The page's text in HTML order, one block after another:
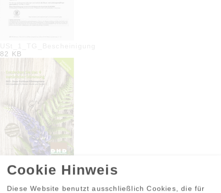
82 KB
Doser Holzfaser Dämmelemente Gesamtprospekt
4 MB
Cookie Hinweis
Diese Website benutzt ausschließlich Cookies, die für